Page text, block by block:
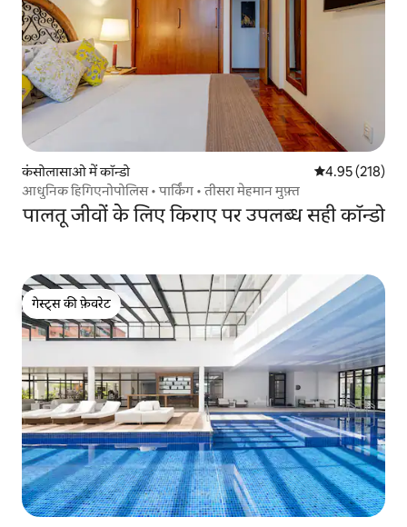
कंसोलासाओ में कॉन्डो औसत रेटिंग 5 में से
4.95 (218)
आधुनिक हिगिएनोपोलिस • पार्किंग • तीसरा मेहमान मुफ़्त
पालतू जीवों के लिए किराए पर उपलब्ध सही कॉन्डो
गेस्ट्स की फ़ेवरेट
गेस्ट्स की फ़ेवरेट